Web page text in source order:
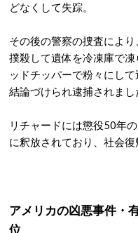
どなくして失踪。
その後の警察の捜査によ
撲殺して遺体を冷凍庫で
ッドチッパーで粉々にし
結論づけられ逮捕されまし
リチャードには懲役50年
に釈放されており、社会復
アメリカの凶悪事件・
位